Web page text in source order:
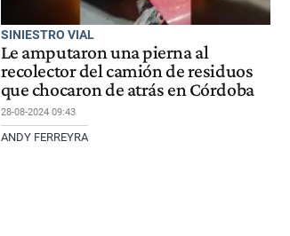
SINIESTRO VIAL
Le amputaron una pierna al
recolector del camión de residuos
que chocaron de atrás en Córdoba
28-08-2024 09:43
ANDY FERREYRA